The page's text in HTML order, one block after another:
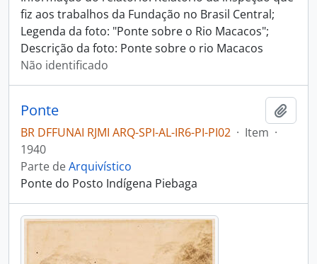
fiz aos trabalhos da Fundação no Brasil Central;
Legenda da foto: "Ponte sobre o Rio Macacos";
Descrição da foto: Ponte sobre o rio Macacos
Não identificado
Ponte
BR DFFUNAI RJMI ARQ-SPI-AL-IR6-PI-PI02 · Item ·
1940
Parte deArquivístico
Ponte do Posto Indígena Piebaga